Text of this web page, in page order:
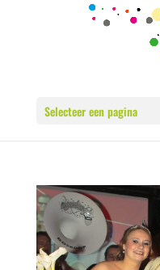
Selecteer een pagina